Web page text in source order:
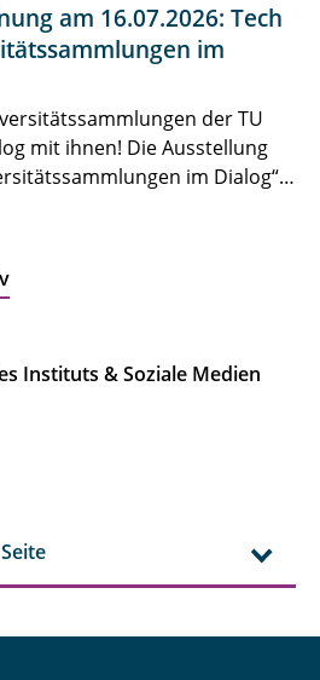
am 16.07.2026: Tech
im
der TU
mit ihnen! Die Ausstellung
im Dialog“…
Instituts & Soziale Medien